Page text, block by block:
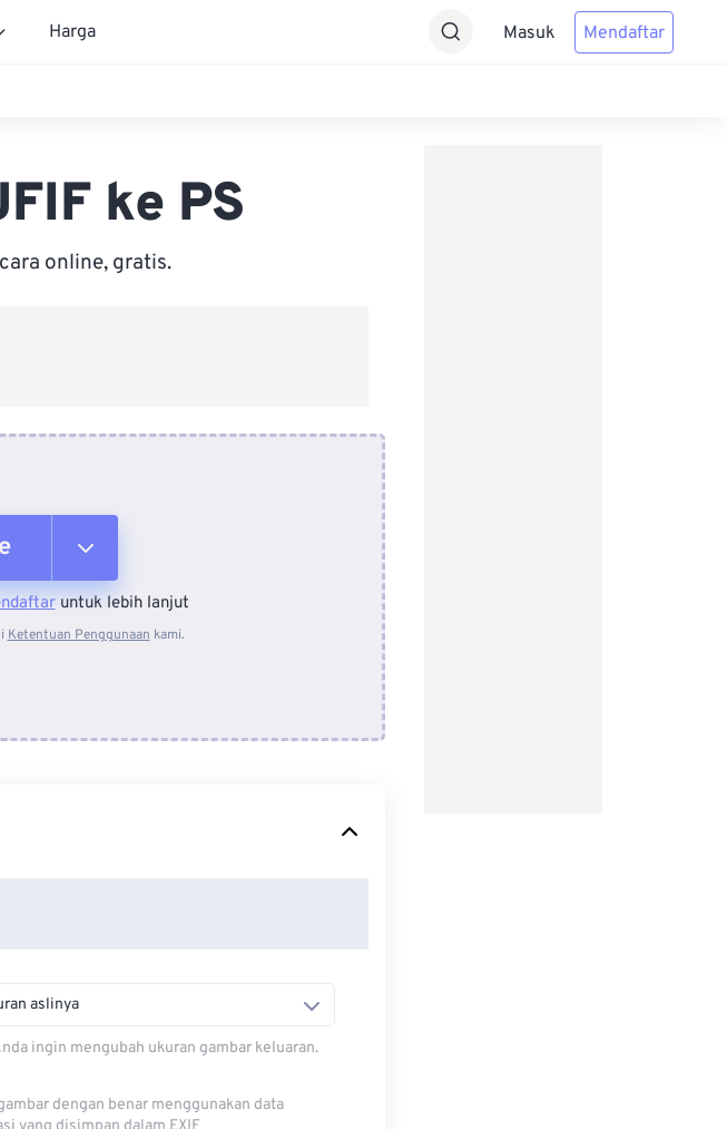
Harga Masuk Mendaftar
ke PS
online, gratis.
untuk lebih lanjut
Ketentuan Penggunaan kami.
aslinya
ingin mengubah ukuran gambar keluaran.
dengan benar menggunakan data